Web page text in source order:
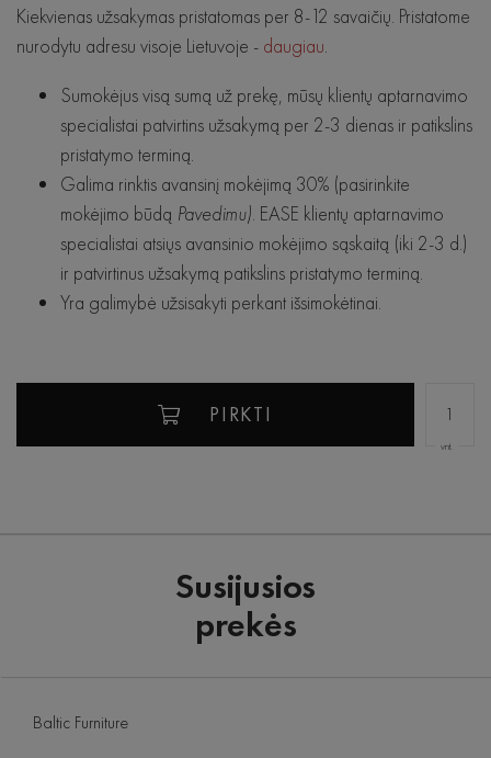
Kiekvienas užsakymas pristatomas per 8-12 savaičių. Pristatome
nurodytu adresu visoje Lietuvoje - daugiau.
Sumokėjus visą sumą už prekę, mūsų klientų aptarnavimo
specialistai patvirtins užsakymą per 2-3 dienas ir patikslins
pristatymo terminą.
Galima rinktis avansinį mokėjimą 30% (pasirinkite
mokėjimo būdą Pavedimu). EASE klientų aptarnavimo
specialistai atsiųs avansinio mokėjimo sąskaitą (iki 2-3 d.)
ir patvirtinus užsakymą patikslins pristatymo terminą.
Yra galimybė užsisakyti perkant išsimokėtinai.
PIRKTI
vnt.
Susijusios
prekės
Baltic Furniture